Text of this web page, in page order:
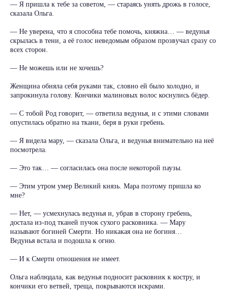
— Я пришла к тебе за советом, — стараясь унять дрожь в голосе,
сказала Ольга.
— Не уверена, что я способна тебе помочь, княжна… — ведунья
скрылась в тени, а её голос неведомым образом прозвучал сразу со
всех сторон.
— Не можешь или не хочешь?
Женщина обняла себя руками так, словно ей было холодно, и
запрокинула голову. Кончики малиновых волос коснулись бёдер.
— С тобой Род говорит, — ответила ведунья, и с этими словами
опустилась обратно на ткани, беря в руки гребень.
— Я видела мару, — сказала Ольга, и ведунья внимательно на неё
посмотрела.
— Это так… — согласилась она после некоторой паузы.
— Этим утром умер Великий князь. Мара поэтому пришла ко
мне?
— Нет, — усмехнулась ведунья и, убрав в сторону гребень,
достала из-под тканей пучок сухого расковника. — Мару
называют богиней Смерти. Но никакая она не богиня…
Ведунья встала и подошла к огню.
— И к Смерти отношения не имеет.
Ольга наблюдала, как ведунья подносит расковник к костру, и
кончики его ветвей, треща, покрываются искрами.